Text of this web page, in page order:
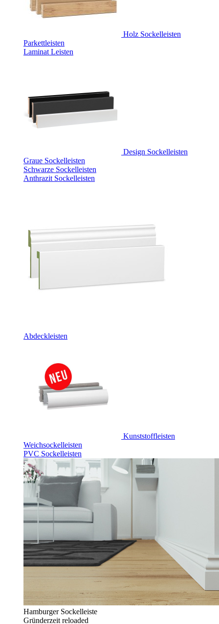
Holz Sockelleisten
Parkettleisten
Laminat Leisten
Design Sockelleisten
Graue Sockelleisten
Schwarze Sockelleisten
Anthrazit Sockelleisten
Abdeckleisten
Kunststoffleisten
Weichsockelleisten
PVC Sockelleisten
Hamburger Sockelleiste
Gründerzeit reloaded